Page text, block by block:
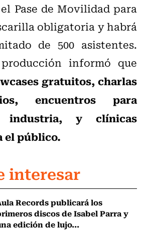
Pase de Movilidad para
obligatoria y habrá
de 500 asistentes.
informó que
gratuitos, charlas
encuentros para
industria, y clínicas
el público.
interesar
Records publicará los
discos de Isabel Parra y
edición de lujo...